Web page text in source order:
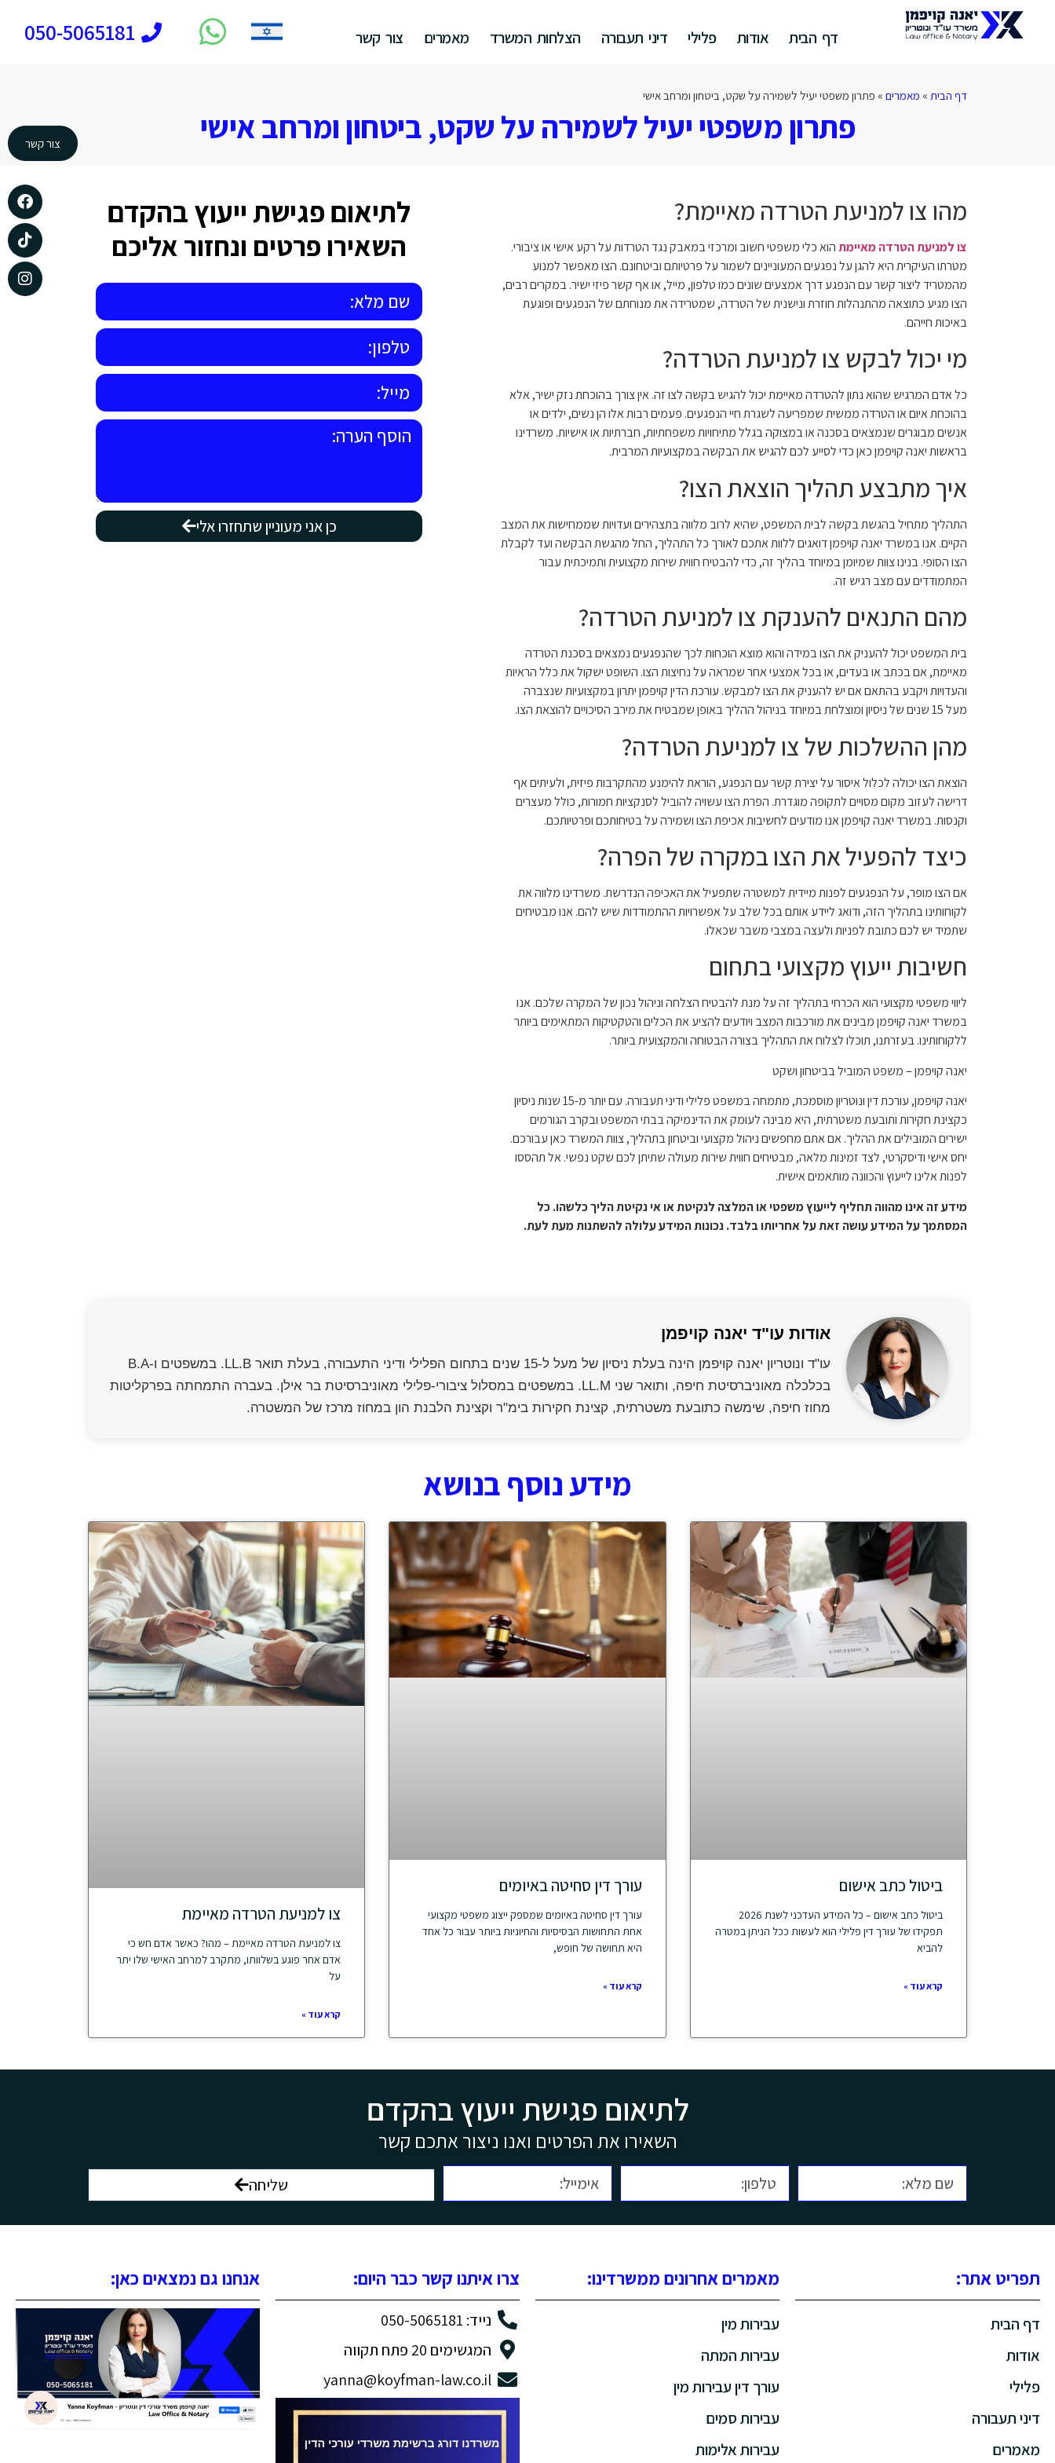
דף הבית אודות פלילי דיני תעבורה הצלחות המשרד מאמרים צור קשר 050-5065181
דף הבית » מאמרים » פתרון משפטי יעיל לשמירה על שקט, ביטחון ומרחב אישי
פתרון משפטי יעיל לשמירה על שקט, ביטחון ומרחב אישי
מהו צו למניעת הטרדה מאיימת?
צו למניעת הטרדה מאיימתהוא כלי משפטי חשוב ומרכזי במאבק נגד הטרדות על רקע אישי או ציבורי.
מטרתו העיקרית היא להגן על נפגעים המעוניינים לשמור על פרטיותם וביטחונם. הצו מאפשר למנוע
מהמטריד ליצור קשר עם הנפגע דרך אמצעים שונים כמו טלפון, מייל, או אף קשר פיזי ישיר. במקרים רבים,
הצו מגיע כתוצאה מהתנהלות חוזרת ונישנית של הטרדה, שמטרידה את מנוחתם של הנפגעים ופוגעת
באיכות חייהם.
מי יכול לבקש צו למניעת הטרדה?
כל אדם המרגיש שהוא נתון להטרדה מאיימת יכול להגיש בקשה לצו זה. אין צורך בהוכחת נזק ישיר, אלא
בהוכחת איום או הטרדה ממשית שמפריעה לשגרת חיי הנפגעים. פעמים רבות אלו הן נשים, ילדים או
אנשים מבוגרים שנמצאים בסכנה או במצוקה בגלל מתיחויות משפחתיות, חברתיות או אישיות. משרדינו
בראשות יאנה קויפמן כאן כדי לסייע לכם להגיש את הבקשה במקצועיות המרבית.
איך מתבצע תהליך הוצאת הצו?
התהליך מתחיל בהגשת בקשה לבית המשפט, שהיא לרוב מלווה בתצהירים ועדויות שממחישות את המצב
הקיים. אנו במשרד יאנה קויפמן דואגים ללוות אתכם לאורך כל התהליך, החל מהגשת הבקשה ועד לקבלת
הצו הסופי. בנינו צוות שמיומן במיוחד בהליך זה, כדי להבטיח חווית שירות מקצועית ותמיכתית עבור
המתמודדים עם מצב רגיש זה.
מהם התנאים להענקת צו למניעת הטרדה?
בית המשפט יכול להעניק את הצו במידה והוא מוצא הוכחות לכך שהנפגעים נמצאים בסכנת הטרדה
מאיימת, אם בכתב או בעדים, או בכל אמצעי אחר שמראה על נחיצות הצו. השופט ישקול את כלל הראיות
והעדויות ויקבע בהתאם אם יש להעניק את הצו למבקש. עורכת הדין קויפמן יתרון במקצועיות שנצברה
מעל 15 שנים של ניסיון ומוצלחת במיוחד בניהול ההליך באופן שמבטיח את מירב הסיכויים להוצאת הצו.
מהן ההשלכות של צו למניעת הטרדה?
הוצאת הצו יכולה לכלול איסור על יצירת קשר עם הנפגע, הוראת להימנע מהתקרבות פיזית, ולעיתים אף
דרישה לעזוב מקום מסויים לתקופה מוגדרת. הפרת הצו עשויה להוביל לסנקציות חמורות, כולל מעצרים
וקנסות. במשרד יאנה קויפמן אנו מודעים לחשיבות אכיפת הצו ושמירה על בטיחותכם ופרטיותכם.
כיצד להפעיל את הצו במקרה של הפרה?
אם הצו מופר, על הנפגעים לפנות מיידית למשטרה שתפעיל את האכיפה הנדרשת. משרדינו מלווה את
לקוחותינו בתהליך הזה, ודואג ליידע אותם בכל שלב על אפשרויות ההתמודדות שיש להם. אנו מבטיחים
שתמיד יש לכם כתובת לפניות ולעצה במצבי משבר שכאלו.
חשיבות ייעוץ מקצועי בתחום
ליווי משפטי מקצועי הוא הכרחי בתהליך זה על מנת להבטיח הצלחה וניהול נכון של המקרה שלכם. אנו
במשרד יאנה קויפמן מבינים את מורכבות המצב ויודעים להציע את הכלים והטקטיקות המתאימים ביותר
ללקוחותינו. בעזרתנו, תוכלו לצלוח את התהליך בצורה הבטוחה והמקצועית ביותר.
יאנה קויפמן – משפט המוביל בביטחון ושקט
יאנה קויפמן, עורכת דין ונוטריון מוסמכת, מתמחה במשפט פלילי ודיני תעבורה. עם יותר מ-15 שנות ניסיון
כקצינת חקירות ותובעת משטרתית, היא מבינה לעומק את הדינמיקה בבתי המשפט ובקרב הגורמים
ישירים המובילים את ההליך. אם אתם מחפשים ניהול מקצועי וביטחון בתהליך, צוות המשרד כאן עבורכם.
יחס אישי ודיסקרטי, לצד זמינות מלאה, מבטיחים חווית שירות מעולה שתיתן לכם שקט נפשי. אל תהססו
לפנות אלינו לייעוץ והכוונה מותאמים אישית.
מידע זה אינו מהווה תחליף לייעוץ משפטי או המלצה לנקיטת או אי נקיטת הליך כלשהו. כל
המסתמך על המידע עושה זאת על אחריותו בלבד. נכונות המידע עלולה להשתנות מעת לעת.
לתיאום פגישת ייעוץ בהקדם
השאירו פרטים ונחזור אליכם
כן אני מעוניין שתחזרו אלי
אודות עו"ד יאנה קויפמן
עו"ד ונוטריון יאנה קויפמן הינה בעלת ניסיון של מעל ל-15 שנים בתחום הפלילי ודיני התעבורה, בעלת תואר LL.B. במשפטים ו-B.A
בכלכלה מאוניברסיטת חיפה, ותואר שני LL.M. במשפטים במסלול ציבורי-פלילי מאוניברסיטת בר אילן. בעברה התמחתה בפרקליטות
מחוז חיפה, שימשה כתובעת משטרתית, קצינת חקירות בימ"ר וקצינת הלבנת הון במחוז מרכז של המשטרה.
מידע נוסף בנושא
ביטול כתב אישום
ביטול כתב אישום – כל המידע העדכני לשנת 2026
תפקידו של עורך דין פלילי הוא לעשות ככל הניתן במטרה
להביא
קרא עוד »
עורך דין סחיטה באיומים
עורך דין סחיטה באיומים שמספק ייצוג משפטי מקצועי
אחת התחושות הבסיסיות והחיוניות ביותר עבור כל אחד
היא תחושה של חופש,
קרא עוד »
צו למניעת הטרדה מאיימת
צו למניעת הטרדה מאיימת – מהו? כאשר אדם חש כי
אדם אחר פוגע בשלוותו, מתקרב למרחב האישי שלו יתר
על
קרא עוד »
לתיאום פגישת ייעוץ בהקדם
השאירו את הפרטים ואנו ניצור אתכם קשר
שליחה
תפריט אתר:
דף הבית
אודות
פלילי
דיני תעבורה
מאמרים
מאמרים אחרונים ממשרדינו:
עבירות מין
עבירות המתה
עורך דין עבירות מין
עבירות סמים
עבירות אלימות
צרו איתנו קשר כבר היום:
נייד: 050-5065181
המגשימים 20 פתח תקווה
yanna@koyfman-law.co.il
אנחנו גם נמצאים כאן:
צור קשר